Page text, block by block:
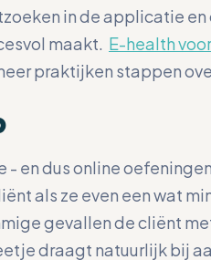
in de applicatie
maakt. E-health
praktijken stappen
en dus online
als ze even een wat
gevallen de cliënt
draagt natuurlijk bij